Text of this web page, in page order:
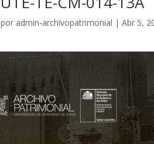
por admin-archivopatrimonial |Abr 5,